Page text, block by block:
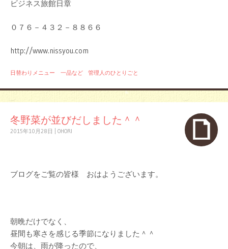
ビジネス旅館日章
０７６－４３２－８８６６
http://www.nissyou.com
日替わりメニュー 一品など 管理人のひとりごと
冬野菜が並びだしました＾＾
2015年10月28日 OHORI
ブログをご覧の皆様 おはようございます。
朝晩だけでなく、
昼間も寒さを感じる季節になりました＾＾
今朝は、雨が降ったので、